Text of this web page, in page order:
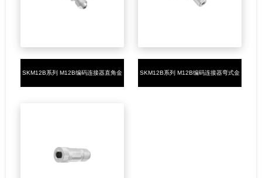
SKM12B系列 M12B编码连接器直角金 SKM12B系列 M12B编码连接器弯式金